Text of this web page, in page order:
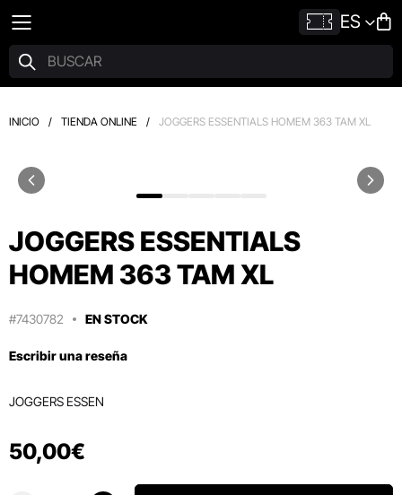
ES
INICIO / TIENDA ONLINE / JOGGERS ESSENTIALS HOMEM 363 TAM XL
JOGGERS ESSENTIALS
HOMEM 363 TAM XL
#7430782 EN STOCK
Escribir una reseña
JOGGERS ESSEN
50,00€